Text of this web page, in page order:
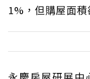
1%，但購屋面